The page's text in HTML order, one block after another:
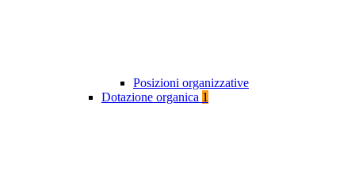
Posizioni organizzative
Dotazione organica 1